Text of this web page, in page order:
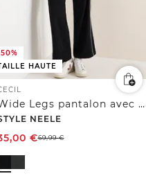
HAUTE
Wide Legs pantalon avec bande
NEELE
€69,99€